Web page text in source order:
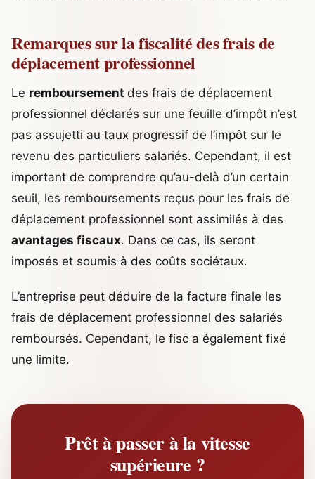
Remarques sur la fiscalité des frais de
déplacement professionnel
Le remboursement des frais de déplacement
professionnel déclarés sur une feuille d’impôt n’est
pas assujetti au taux progressif de l’impôt sur le
revenu des particuliers salariés. Cependant, il est
important de comprendre qu’au-delà d’un certain
seuil, les remboursements reçus pour les frais de
déplacement professionnel sont assimilés à des
avantages fiscaux. Dans ce cas, ils seront
imposés et soumis à des coûts sociétaux.
L’entreprise peut déduire de la facture finale les
frais de déplacement professionnel des salariés
remboursés. Cependant, le fisc a également fixé
une limite.
Prêt à passer à la vitesse
supérieure ?